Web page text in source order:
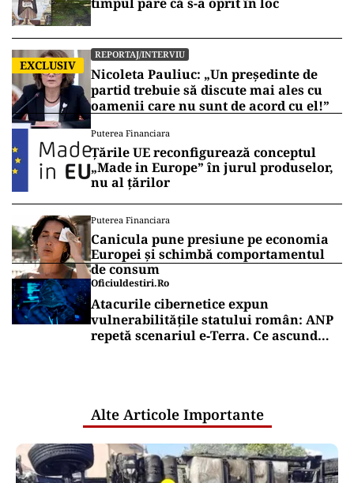
EXCLUSIV
REPORTAJ/INTERVIU
Nicoleta Pauliuc: „Un președinte de
partid trebuie să discute mai ales cu
oamenii care nu sunt de acord cu el!”
Puterea Financiara
Țările UE reconfigurează conceptul
„Made in Europe” în jurul produselor,
nu al țărilor
Puterea Financiara
Canicula pune presiune pe economia
Europei și schimbă comportamentul
de consum
Oficiuldestiri.ro
Atacurile cibernetice expun
vulnerabilitățile statului român: ANP
repetă scenariul e‑Terra. Ce ascund
Alte Articole Importante